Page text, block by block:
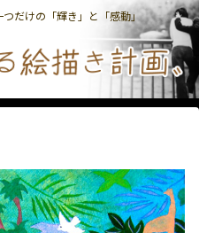
だけの「輝き」と「感動」